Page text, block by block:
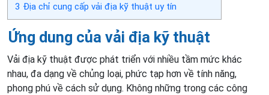
3 Địa chỉ cung cấp vải địa kỹ thuật uy tín
Ứng dung của vải địa kỹ thuật
Vải địa kỹ thuật được phát triển với nhiều tầm mức khác
nhau, đa dạng về chủng loại, phức tạp hơn về tính năng,
phong phú về cách sử dụng. Không những trong các công